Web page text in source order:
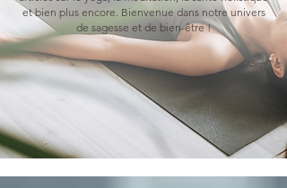
et bien plus encore. Bienvenue dans notre univers
de sagesse et de bien-être !